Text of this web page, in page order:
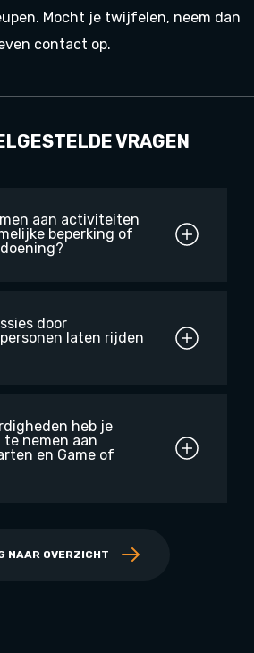
Mocht je twijfelen, neem dan
contact op.
VRAGEN
aan activiteiten
beperking of
door
laten rijden
heb je
te nemen aan
en Game of
NAAR OVERZICHT